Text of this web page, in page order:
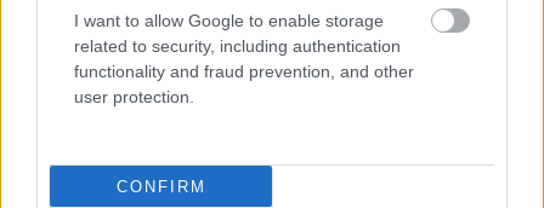
I want to allow Google to enable storage
related to security, including authentication
functionality and fraud prevention, and other
user protection.
CONFIRM